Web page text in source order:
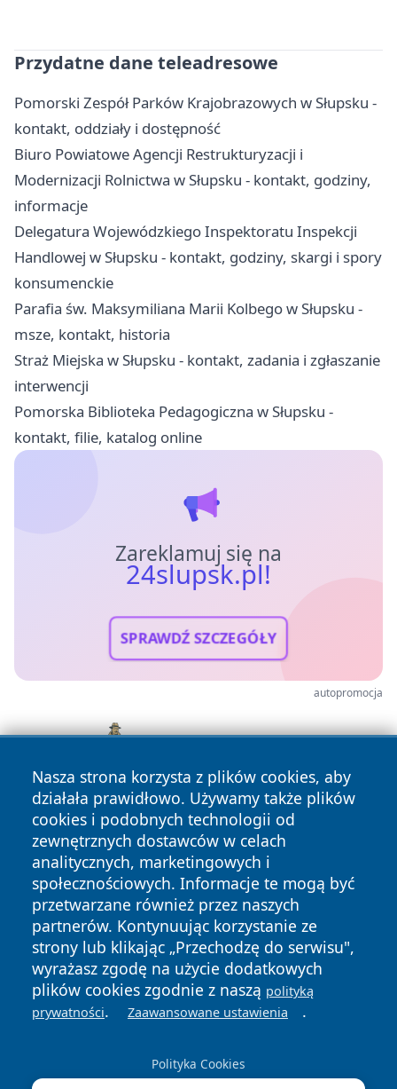
Przydatne dane teleadresowe
Pomorski Zespół Parków Krajobrazowych w Słupsku -
kontakt, oddziały i dostępność
Biuro Powiatowe Agencji Restrukturyzacji i
Modernizacji Rolnictwa w Słupsku - kontakt, godziny,
informacje
Delegatura Wojewódzkiego Inspektoratu Inspekcji
Handlowej w Słupsku - kontakt, godziny, skargi i spory
konsumenckie
Parafia św. Maksymiliana Marii Kolbego w Słupsku -
msze, kontakt, historia
Straż Miejska w Słupsku - kontakt, zadania i zgłaszanie
interwencji
Pomorska Biblioteka Pedagogiczna w Słupsku -
kontakt, filie, katalog online
Zareklamuj się na
24slupsk.pl!
SPRAWDŹ SZCZEGÓŁY
autopromocja
Nasza strona korzysta z plików cookies, aby
działała prawidłowo. Używamy także plików
cookies i podobnych technologii od
zewnętrznych dostawców w celach
analitycznych, marketingowych i
społecznościowych. Informacje te mogą być
przetwarzane również przez naszych
partnerów. Kontynuując korzystanie ze
strony lub klikając „Przechodzę do serwisu",
wyrażasz zgodę na użycie dodatkowych
plików cookies zgodnie z naszą polityką
prywatności. Zaawansowane ustawienia .
Polityka Cookies
Copyright © 2026 24slupsk.pl Wszystkie prawa zastrzeżone.
News Autorzy
Polityka
Prywatności
Polityka
Cookies